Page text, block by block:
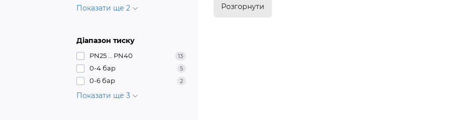
Показати ще 2
Діапазон тиску
PN25 … PN40 13
0-4 бар 5
0-6 бар 2
Показати ще 3
Розгорнути